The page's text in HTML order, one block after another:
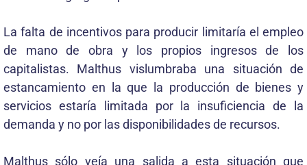
La falta de incentivos para producir limitaría el empleo
de mano de obra y los propios ingresos de los
capitalistas. Malthus vislumbraba una situación de
estancamiento en la que la producción de bienes y
servicios estaría limitada por la insuficiencia de la
demanda y no por las disponibilidades de recursos.
Malthus sólo veía una salida a esta situación que